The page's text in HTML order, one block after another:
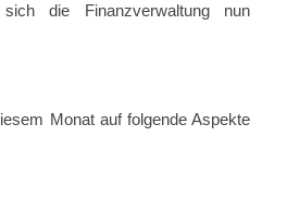
die Finanzverwaltung nun
Monat auf folgende Aspekte